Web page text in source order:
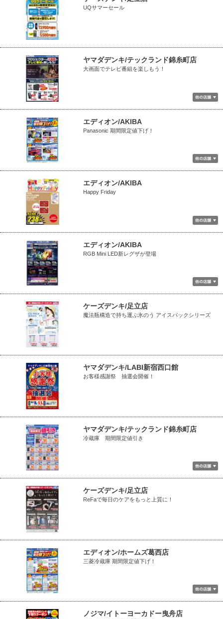
UQサマーセール
ヤマダデンキ/テックランド錦糸町店
大画面でテレビ番組を楽しもう！
エディオン/AKIBA
Panasonic 期間限定値下げ！
エディオン/AKIBA
Happy Friday
エディオン/AKIBA
RGB Mini LED新レグザが登場
ケーズデンキ/足立店
魔法瓶構造で持ち運ぶ氷のう アイスパックシリーズ
ヤマダデンキ/LABI新宿西口館
お客様感謝祭 抽選会開催！
ヤマダデンキ/テックランド錦糸町店
冷蔵庫 期間限定値引き
ケーズデンキ/足立店
ReFaで毎日のケアをもっと上質に！
エディオン/ホームズ葛西店
三菱冷蔵庫 期間限定値下げ！
ノジマ/イトーヨーカドー曳舟店